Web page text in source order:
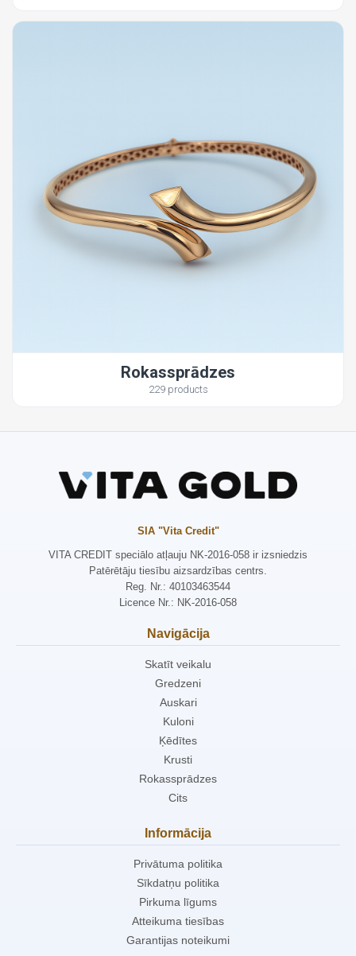
Rokassprādzes
229 products
SIA "Vita Credit"
VITA CREDIT speciālo atļauju NK-2016-058 ir izsniedzis
Patērētāju tiesību aizsardzības centrs.
Reg. Nr.: 40103463544
Licence Nr.: NK-2016-058
Navigācija
Skatīt veikalu
Gredzeni
Auskari
Kuloni
Ķēdītes
Krusti
Rokassprādzes
Cits
Informācija
Privātuma politika
Sīkdatņu politika
Pirkuma līgums
Atteikuma tiesības
Garantijas noteikumi